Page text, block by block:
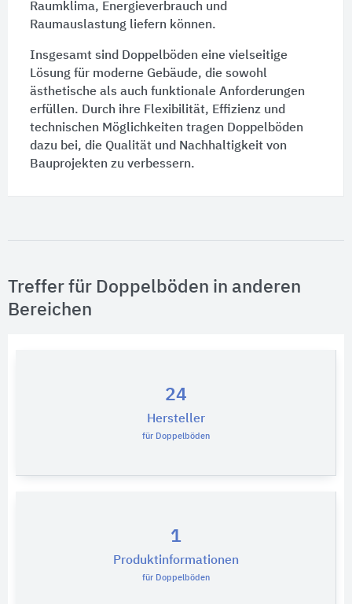
Raumklima, Energieverbrauch und
Raumauslastung liefern können.
Insgesamt sind Doppelböden eine vielseitige
Lösung für moderne Gebäude, die sowohl
ästhetische als auch funktionale Anforderungen
erfüllen. Durch ihre Flexibilität, Effizienz und
technischen Möglichkeiten tragen Doppelböden
dazu bei, die Qualität und Nachhaltigkeit von
Bauprojekten zu verbessern.
Treffer für Doppelböden in anderen
Bereichen
24
Hersteller
für Doppelböden
1
Produktinformationen
für Doppelböden